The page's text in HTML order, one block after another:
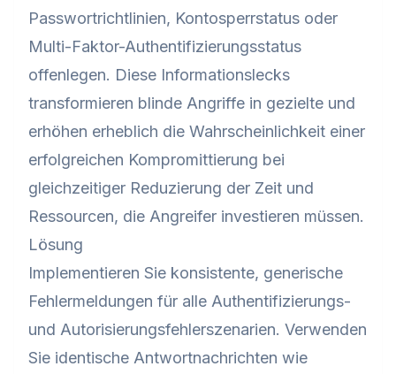
Passwortrichtlinien, Kontosperrstatus oder
Multi-Faktor-Authentifizierungsstatus
offenlegen. Diese Informationslecks
transformieren blinde Angriffe in gezielte und
erhöhen erheblich die Wahrscheinlichkeit einer
erfolgreichen Kompromittierung bei
gleichzeitiger Reduzierung der Zeit und
Ressourcen, die Angreifer investieren müssen.
Lösung
Implementieren Sie konsistente, generische
Fehlermeldungen für alle Authentifizierungs-
und Autorisierungsfehlerszenarien. Verwenden
Sie identische Antwortnachrichten wie